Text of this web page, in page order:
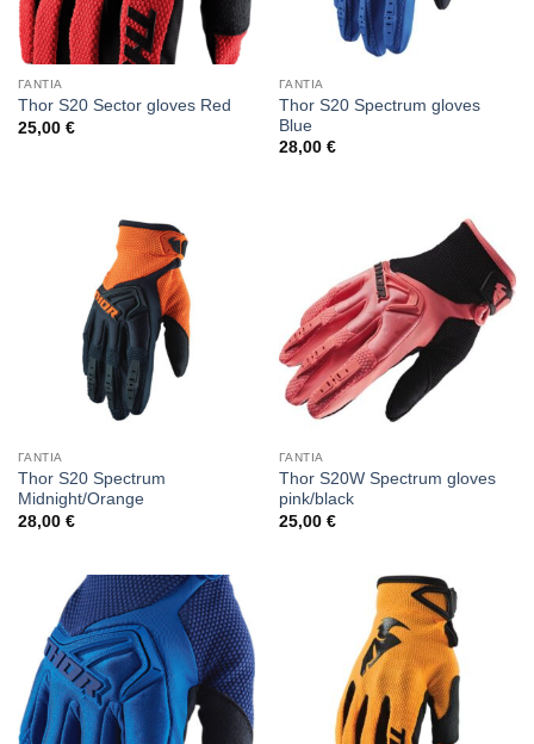
ΓΑΝΤΙΑ
Thor S20 Sector gloves Red
25,00 €
ΓΑΝΤΙΑ
Thor S20 Spectrum gloves
Blue
28,00 €
ΓΑΝΤΙΑ
Thor S20 Spectrum
Midnight/Orange
28,00 €
ΓΑΝΤΙΑ
Thor S20W Spectrum gloves
pink/black
25,00 €